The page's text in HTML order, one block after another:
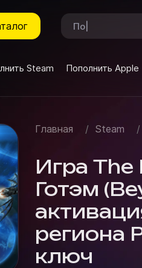
Steam Пополнить Apple
Главная / Steam /
Игра The
Готэм
региона
ключ